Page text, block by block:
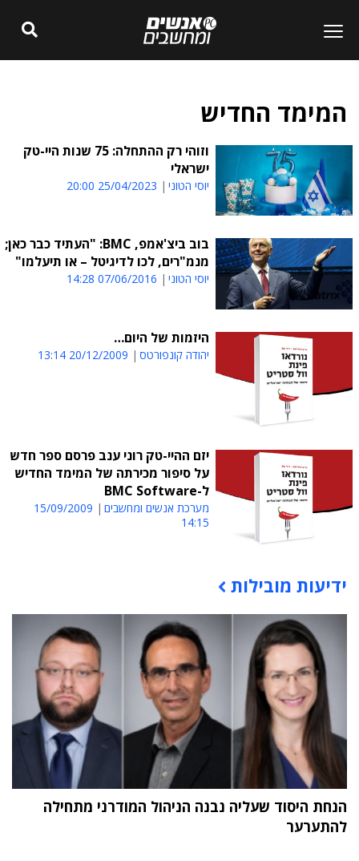
המימד החדיש
וזוהי רק ההתחלה: 75 שנות היי-טק
ישראלי
יוסי הטוני 25/04/2023 20:00
בוב ביצ'אמפ, BMC: "העתיד כבר כאן;
מנמ"רים, לכו לדיגיטל – או תיעלמו"
יוסי הטוני 07/06/2016 14:28
היזמות של היום…
יהודה קונפורטס 20/12/2009 13:14
יזם ההיי-טק רוני ענב פרסם ספר חדש
על סיפור מכירתה של המימד החדיש
ל-BMC Software
מערכת אנשים ומחשבים
15/09/2009
14:15
תוכן פרסומי
ידיעות מובילות
הנחת היסוד שעליה נבנה הניהול המודרני מתחילה
להתערער